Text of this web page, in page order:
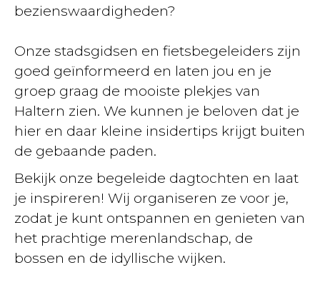
bezienswaardigheden?
Onze stadsgidsen en fietsbegeleiders zijn
goed geïnformeerd en laten jou en je
groep graag de mooiste plekjes van
Haltern zien. We kunnen je beloven dat je
hier en daar kleine insidertips krijgt buiten
de gebaande paden.
Bekijk onze begeleide dagtochten en laat
je inspireren! Wij organiseren ze voor je,
zodat je kunt ontspannen en genieten van
het prachtige merenlandschap, de
bossen en de idyllische wijken.